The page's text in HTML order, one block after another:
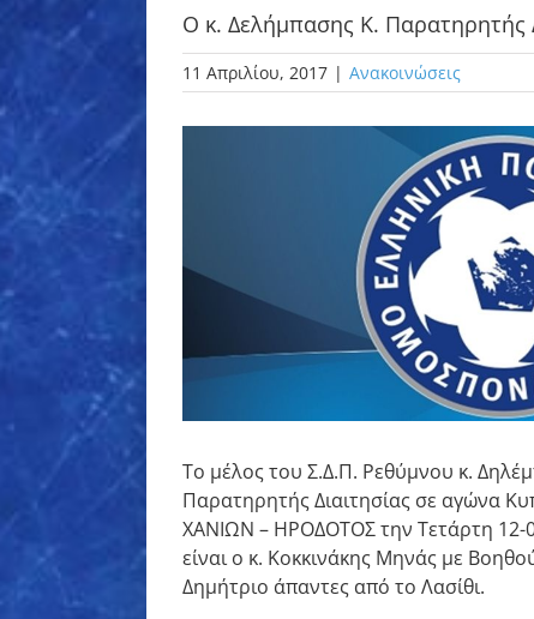
Ο κ. Δελήμπασης Κ. Παρατηρητής
11 Απριλίου, 2017 | Ανακοινώσεις
Το μέλος του Σ.Δ.Π. Ρεθύμνου κ.
Παρατηρητής Διαιτησίας σε αγώνα
ΧΑΝΙΩΝ – ΗΡΟΔΟΤΟΣ την Τετάρτη 12-
είναι ο κ. Κοκκινάκης Μηνάς με
Δημήτριο άπαντες από το Λασίθι.